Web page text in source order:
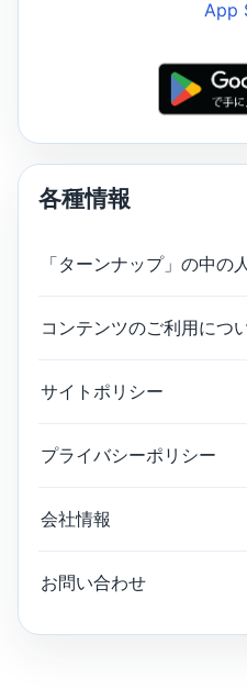
各種情報
「ターンナップ」の中の人
コンテンツのご利用につ
サイトポリシー
プライバシーポリシー
会社情報
お問い合わせ